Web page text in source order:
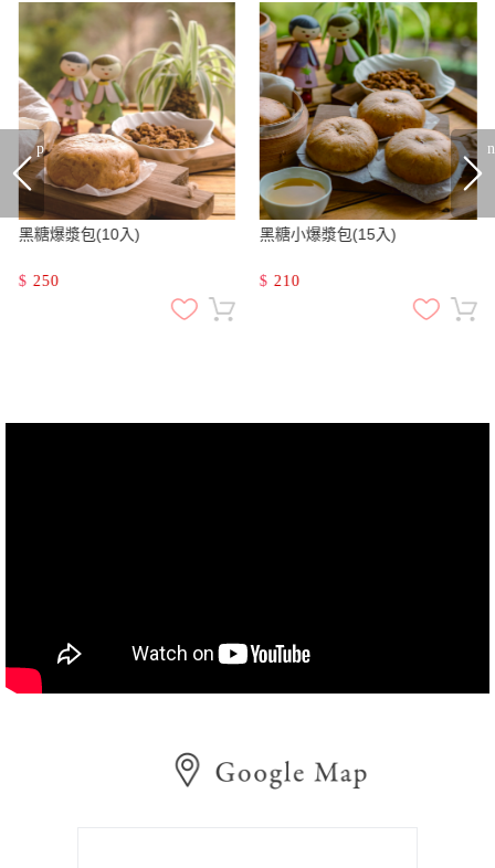
黑糖爆漿包(10入)
$ 250
黑糖小爆漿包(15入)
$ 210
prev